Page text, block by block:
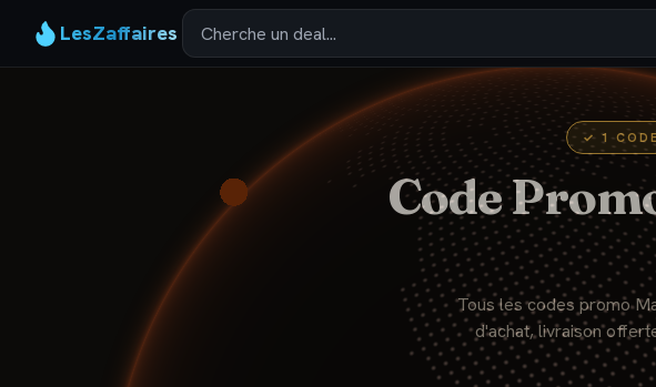
LesZaffaires
✓ 1
Code
Tous les codes promo
d'achat, livraison